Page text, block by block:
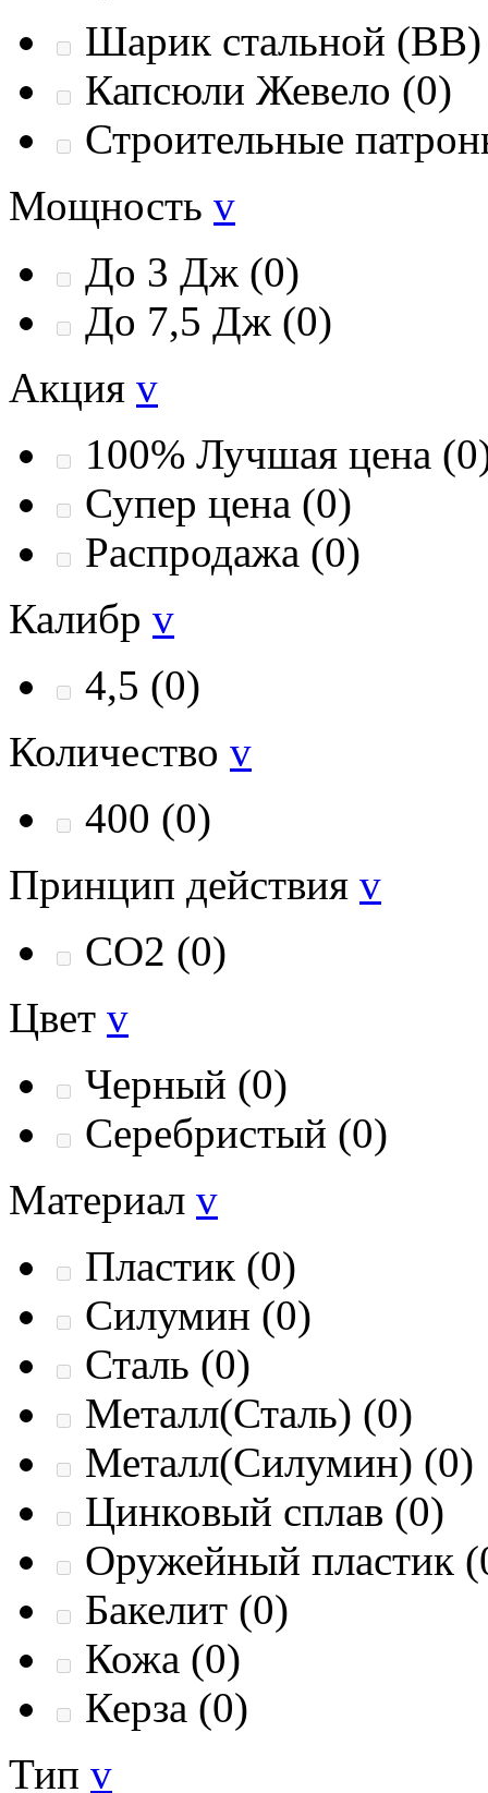
Шарик стальной
Капсюли Жевело (0)
Строительные
Мощность v
До 3 Дж (0)
До 7,5 Дж (0)
Акция v
100% Лучшая цена
Супер цена (0)
Распродажа (0)
Калибр v
4,5 (0)
Количество v
400 (0)
Принцип действия v
СО2 (0)
Цвет v
Черный (0)
Серебристый (0)
Материал v
Пластик (0)
Силумин (0)
Сталь (0)
Металл(Сталь) (0)
Металл(Силумин) (0)
Цинковый сплав (0)
Оружейный пластик
Бакелит (0)
Кожа (0)
Керза (0)
Тип v